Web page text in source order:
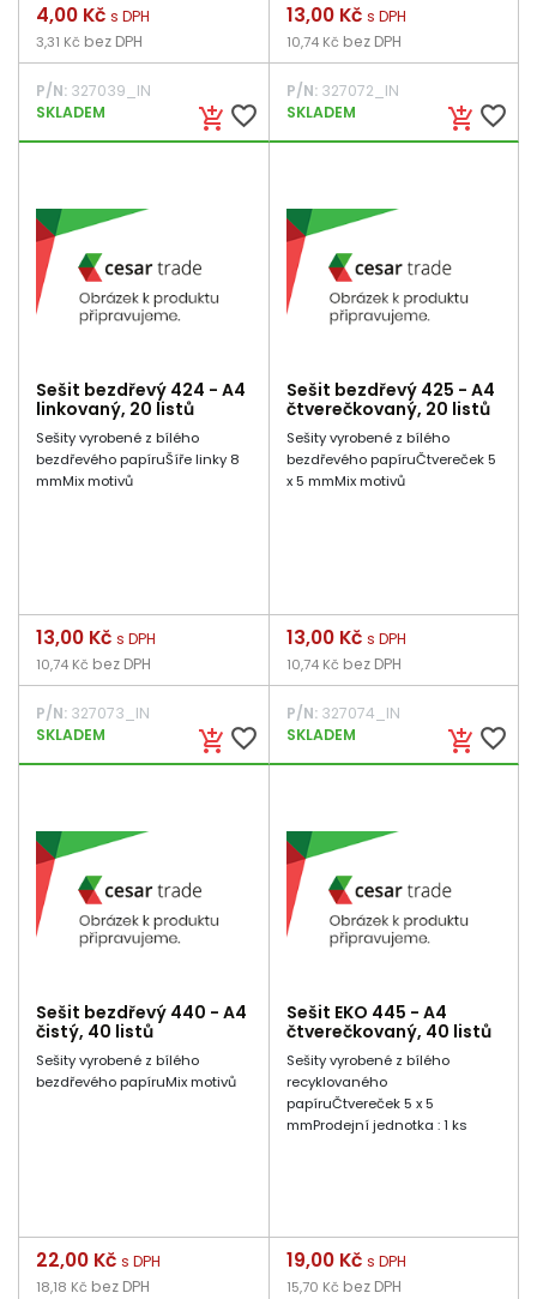
add_shopping_cart favorite_border
Cena
4,00 Kč s DPH
3,31 Kč bez DPH
P/N: 327039_IN
SKLADEM
add_shopping_cart favorite_border
Cena
13,00 Kč s DPH
10,74 Kč bez DPH
P/N:327072_IN
SKLADEM
Sešit bezdřevý 424 - A4
linkovaný, 20 listů
Sešity vyrobené z bílého
bezdřevého papíruŠíře linky 8
mmMix motivů
add_shopping_cart favorite_border
Cena
13,00 Kč s DPH
10,74 Kč bez DPH
P/N: 327073_IN
SKLADEM
Sešit bezdřevý 425 - A4
čtverečkovaný, 20 listů
Sešity vyrobené z bílého
bezdřevého papíruČtvereček 5
x 5 mmMix motivů
add_shopping_cart favorite_border
Cena
13,00 Kč s DPH
10,74 Kč bez DPH
P/N:327074_IN
SKLADEM
Sešit bezdřevý 440 - A4
čistý, 40 listů
Sešity vyrobené z bílého
bezdřevého papíruMix motivů
Cena
22,00 Kč s DPH
18,18 Kč bez DPH
Sešit EKO 445 - A4
čtverečkovaný, 40 listů
Sešity vyrobené z bílého
recyklovaného
papíruČtvereček 5 x 5
mmProdejní jednotka : 1 ks
Cena
19,00 Kč s DPH
15,70 Kč bez DPH